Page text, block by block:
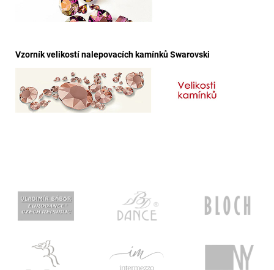
Vzorník velikostí nalepovacích kamínků Swarovski